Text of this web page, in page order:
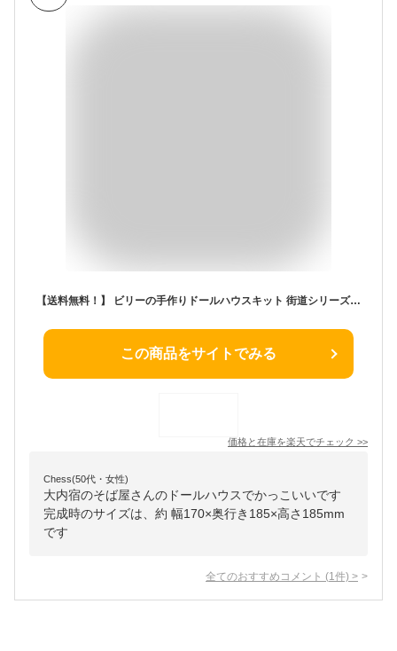
【送料無料！】 ビリーの手作りドールハウスキット 街道シリーズ「 大内宿のそば屋さん(会津街道) 」
この商品をサイトでみる
価格と在庫を楽天でチェック >>
Chess(50代・女性)
大内宿のそば屋さんのドールハウスでかっこいいです
完成時のサイズは、約 幅170×奥行き185×高さ185mm
です
全てのおすすめコメント (1 件) >